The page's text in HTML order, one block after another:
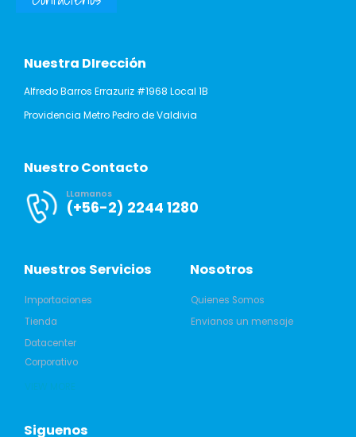
Nuestra DIrección
Alfredo Barros Errazuriz #1968 Local 1B
Providencia Metro Pedro de Valdivia
Nuestro Contacto
LLamanos
(+56-2) 2244 1280
Nuestros Servicios
Importaciones
Tienda
Datacenter
Corporativo
Nosotros
Quienes Somos
Envianos un mensaje
Siguenos